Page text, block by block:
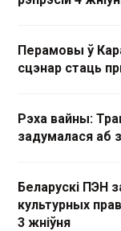
Перамовы ў
сцэнар стаць
Рэха вайны:
задумалася аб
Беларускі ПЭН
культурных
3 жніўня